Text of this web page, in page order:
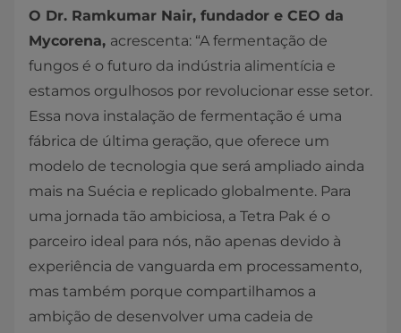
O Dr. Ramkumar Nair, fundador e CEO da
Mycorena, acrescenta: “A fermentação de
fungos é o futuro da indústria alimentícia e
estamos orgulhosos por revolucionar esse setor.
Essa nova instalação de fermentação é uma
fábrica de última geração, que oferece um
modelo de tecnologia que será ampliado ainda
mais na Suécia e replicado globalmente. Para
uma jornada tão ambiciosa, a Tetra Pak é o
parceiro ideal para nós, não apenas devido à
experiência de vanguarda em processamento,
mas também porque compartilhamos a
ambição de desenvolver uma cadeia de